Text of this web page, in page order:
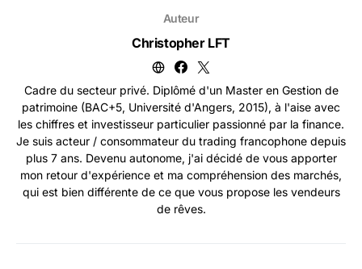
Auteur
Christopher LFT
Cadre du secteur privé. Diplômé d'un Master en Gestion de
patrimoine (BAC+5, Université d'Angers, 2015), à l'aise avec
les chiffres et investisseur particulier passionné par la finance.
Je suis acteur / consommateur du trading francophone depuis
plus 7 ans. Devenu autonome, j'ai décidé de vous apporter
mon retour d'expérience et ma compréhension des marchés,
qui est bien différente de ce que vous propose les vendeurs
de rêves.